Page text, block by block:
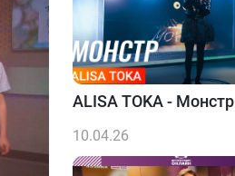
ALISA TOKA - Монстр
10.04.26